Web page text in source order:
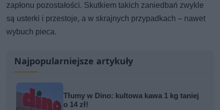
zapłonu pozostałości. Skutkiem takich zaniedbań zwykle
są usterki i przestoje, a w skrajnych przypadkach – nawet
wybuch pieca.
Najpopularniejsze artykuły
Tłumy w Dino: kultowa kawa 1 kg taniej
o 14 zł!